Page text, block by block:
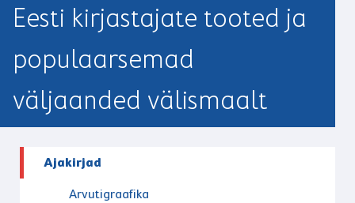
Eesti kirjastajate tooted ja
populaarsemad
väljaanded välismaalt
Ajakirjad
Arvutigraafika